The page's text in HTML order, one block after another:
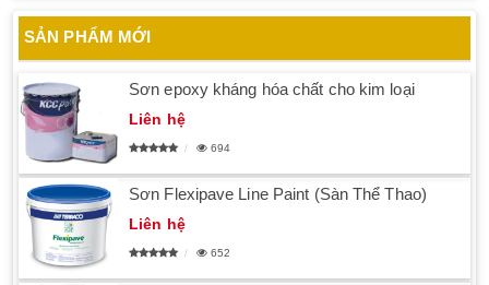
SẢN PHẨM MỚI
Sơn epoxy kháng hóa chất cho kim loại
Liên hệ
694
Sơn Flexipave Line Paint (Sàn Thể Thao)
Liên hệ
652